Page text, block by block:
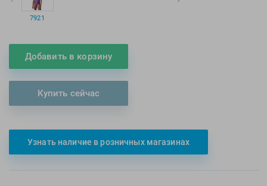
Multipower
Nivea
Nutrend
Oness Sport
Original FitTools
Paterra
Tanita
Tekmar
Torres
7921
Добавить в корзину
Купить сейчас
Узнать наличие в розничных магазинах